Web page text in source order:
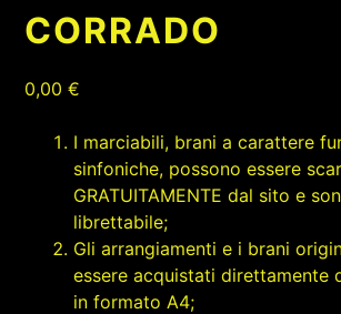
CORRADO
0,00€
I marciabili, brani a carattere
sinfoniche, possono essere
GRATUITAMENTE dal sito e
librettabile;
Gli arrangiamenti e i brani
essere acquistati direttamente
in formato A4;